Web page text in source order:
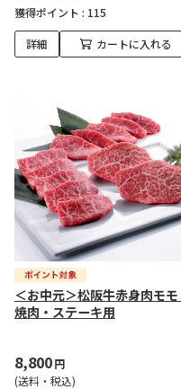
獲得ポイント : 115
詳細 カートに入れる
＜お中元＞松阪牛赤身肉モモ
焼肉・ステーキ用
8,800円
(送料・税込)